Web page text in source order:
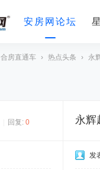
安房网论坛
合房直通车 › 热点头条 › 永
回复: 0 永辉
发